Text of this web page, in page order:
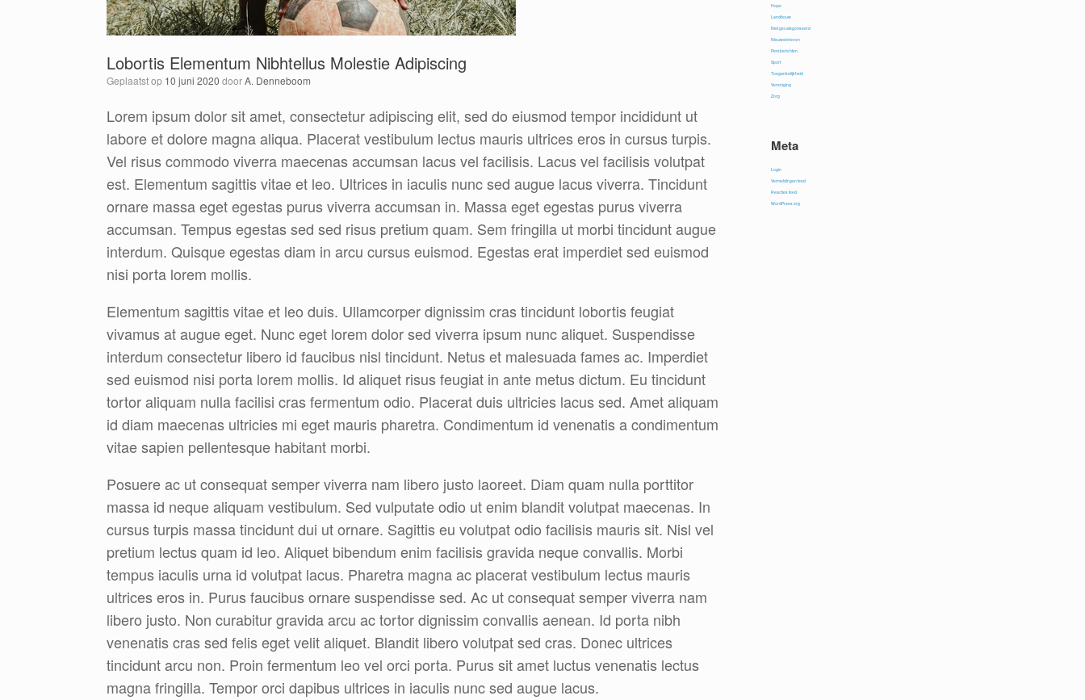
Lobortis Elementum Nibhtellus Molestie Adipiscing
Geplaatst op 10 juni 2020 doorA. Denneboom
Lorem ipsum dolor sit amet, consectetur adipiscing elit, sed do eiusmod tempor incididunt ut
labore et dolore magna aliqua. Placerat vestibulum lectus mauris ultrices eros in cursus turpis.
Vel risus commodo viverra maecenas accumsan lacus vel facilisis. Lacus vel facilisis volutpat
est. Elementum sagittis vitae et leo. Ultrices in iaculis nunc sed augue lacus viverra. Tincidunt
ornare massa eget egestas purus viverra accumsan in. Massa eget egestas purus viverra
accumsan. Tempus egestas sed sed risus pretium quam. Sem fringilla ut morbi tincidunt augue
interdum. Quisque egestas diam in arcu cursus euismod. Egestas erat imperdiet sed euismod
nisi porta lorem mollis.
Elementum sagittis vitae et leo duis. Ullamcorper dignissim cras tincidunt lobortis feugiat
vivamus at augue eget. Nunc eget lorem dolor sed viverra ipsum nunc aliquet. Suspendisse
interdum consectetur libero id faucibus nisl tincidunt. Netus et malesuada fames ac. Imperdiet
sed euismod nisi porta lorem mollis. Id aliquet risus feugiat in ante metus dictum. Eu tincidunt
tortor aliquam nulla facilisi cras fermentum odio. Placerat duis ultricies lacus sed. Amet aliquam
id diam maecenas ultricies mi eget mauris pharetra. Condimentum id venenatis a condimentum
vitae sapien pellentesque habitant morbi.
Posuere ac ut consequat semper viverra nam libero justo laoreet. Diam quam nulla porttitor
massa id neque aliquam vestibulum. Sed vulputate odio ut enim blandit volutpat maecenas. In
cursus turpis massa tincidunt dui ut ornare. Sagittis eu volutpat odio facilisis mauris sit. Nisl vel
pretium lectus quam id leo. Aliquet bibendum enim facilisis gravida neque convallis. Morbi
tempus iaculis urna id volutpat lacus. Pharetra magna ac placerat vestibulum lectus mauris
ultrices eros in. Purus faucibus ornare suspendisse sed. Ac ut consequat semper viverra nam
libero justo. Non curabitur gravida arcu ac tortor dignissim convallis aenean. Id porta nibh
venenatis cras sed felis eget velit aliquet. Blandit libero volutpat sed cras. Donec ultrices
tincidunt arcu non. Proin fermentum leo vel orci porta. Purus sit amet luctus venenatis lectus
magna fringilla. Tempor orci dapibus ultrices in iaculis nunc sed augue lacus.
Hope
Landbouw
Niet gecategoriseerd
Nieuwsbrieven
Persberichten
Sport
Toegankelijkheid
Vereniging
Zorg
Meta
Login
Vermeldingen feed
Reacties feed
WordPress.org